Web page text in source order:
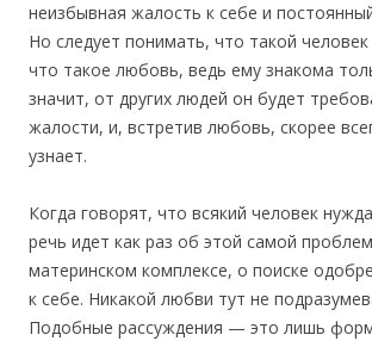
неизбывная жалость к себе и
Но следует понимать, что такой
что такое любовь, ведь ему знакома
значит, от других людей он будет
жалости, и, встретив любовь, скорее
узнает.
Когда говорят, что всякий человек
речь идет как раз об этой самой
материнском комплексе, о поиске
к себе. Никакой любви тут не
Подобные рассуждения — это лишь